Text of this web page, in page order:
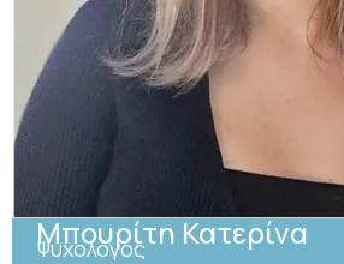
Μπουρίτη Κατερίνα
Ψυχολόγος